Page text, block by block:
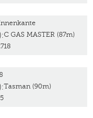
C GAS MASTER (87m)
Tasman (90m)